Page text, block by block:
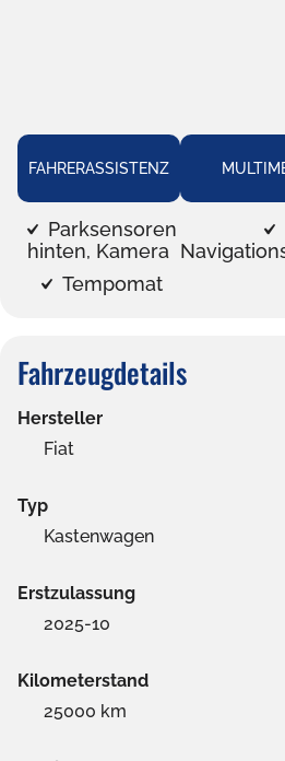
FAHRERASSISTENZ
Parksensoren
hinten, Kamera
Tempomat
Fahrzeugdetails
Hersteller
Fiat
Typ
Kastenwagen
Erstzulassung
2025-10
Kilometerstand
25000 km